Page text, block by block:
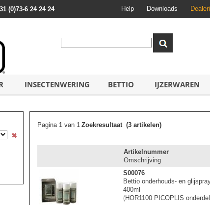
(0)73-6 24 24 24 Help Downloads
INSECTENWERING BETTIO IJZERWAREN
Pagina 1 van 1Zoekresultaat (3 artikelen)
Artikelnummer
Omschrijving
S00076
Bettio onderhouds- en
400ml
(HOR1100 PICOPLIS